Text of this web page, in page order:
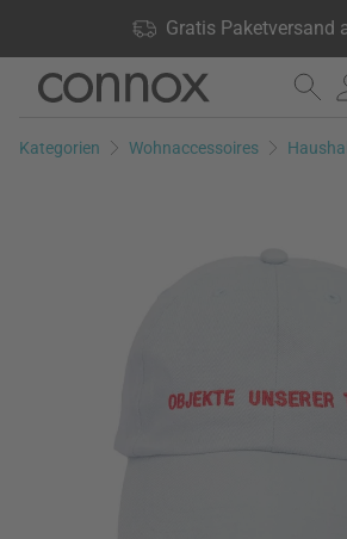
Gratis Paketversand
lagernd, 60 Tage Rückgaberecht
Direkt
Seiteninhalt
Direkt
Suchfeld
Kategorien Wohnaccessoires